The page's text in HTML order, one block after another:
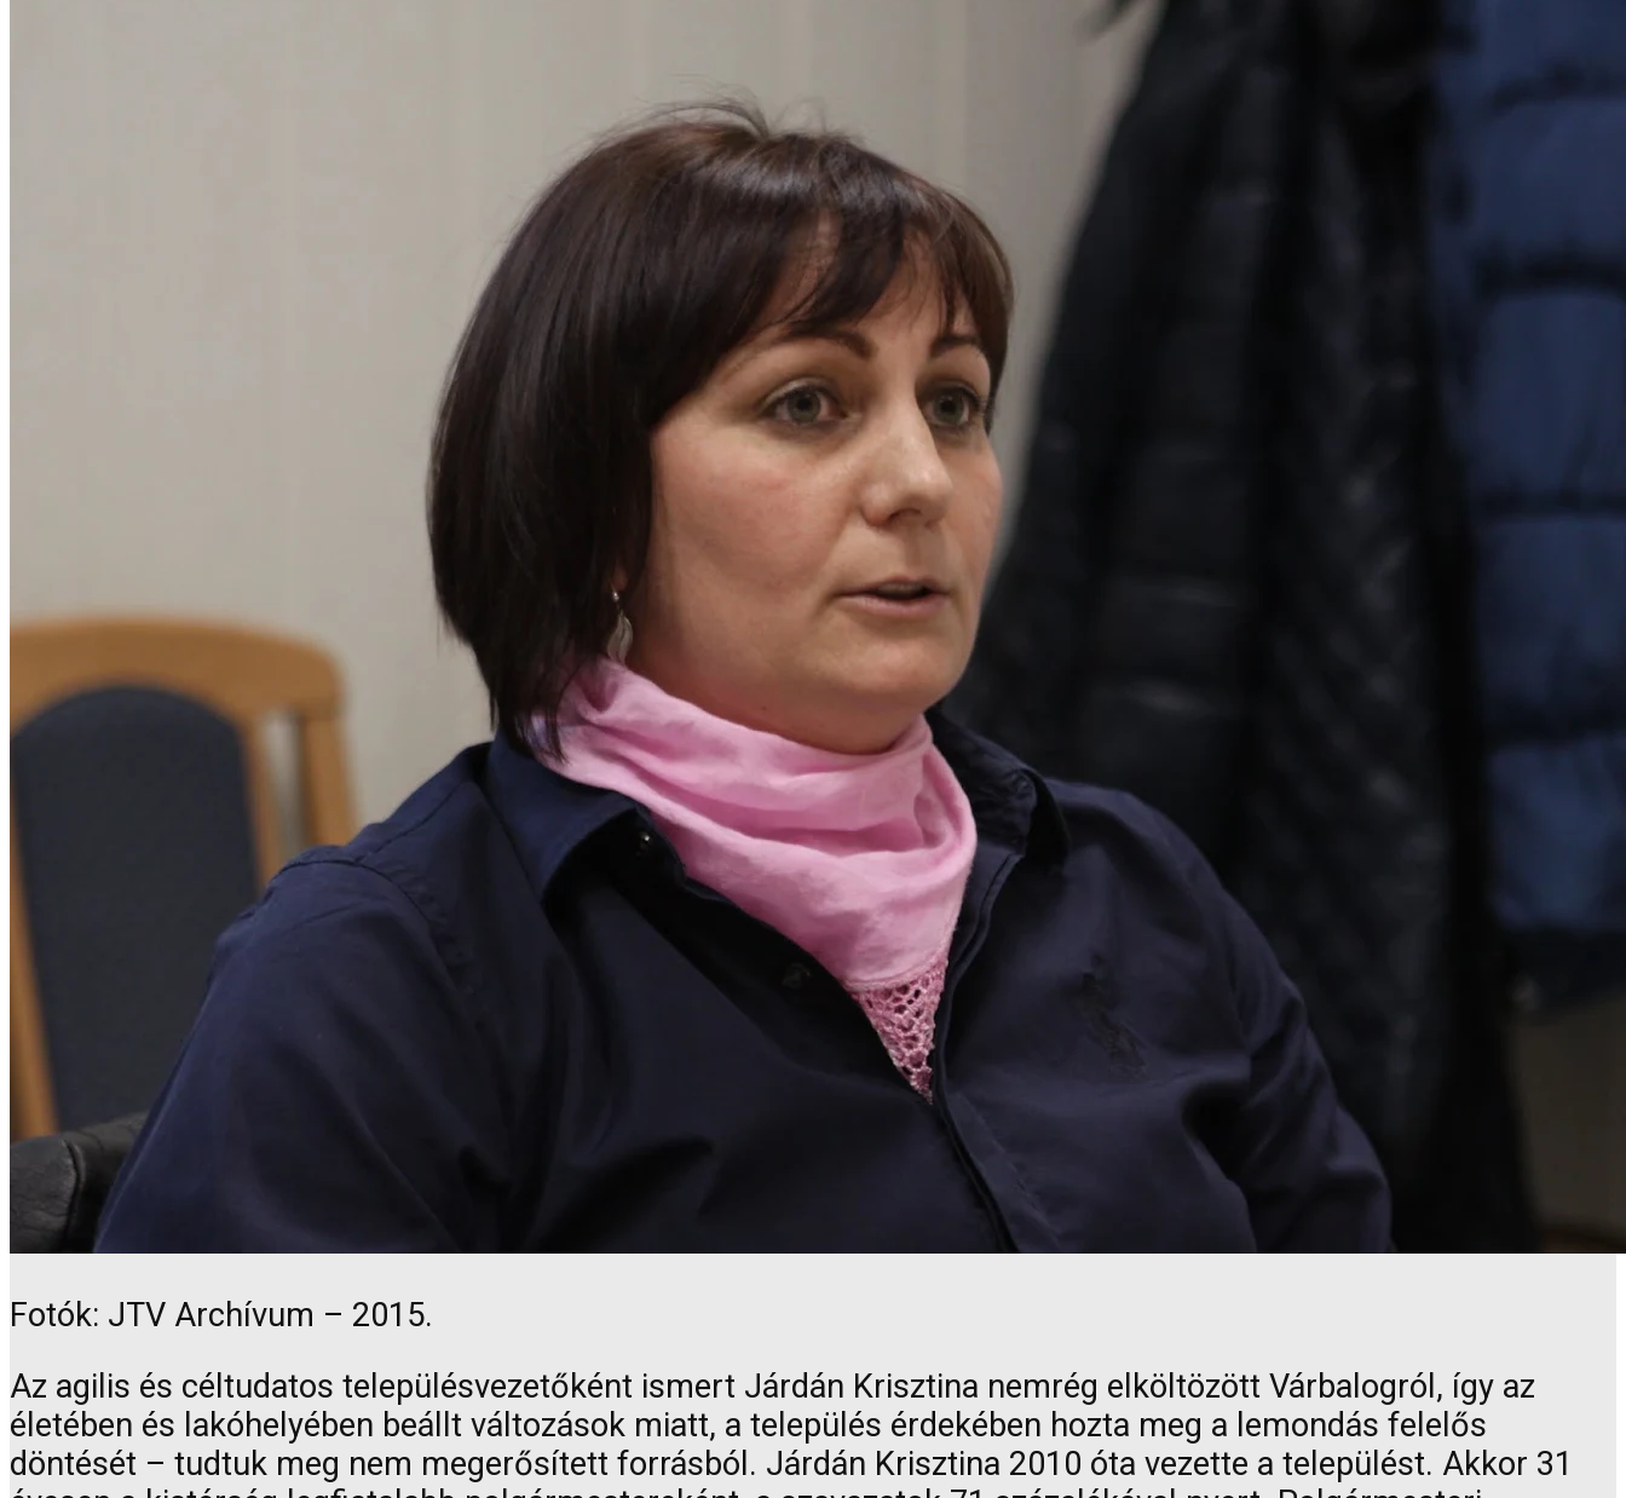
Fotók: JTV Archívum – 2015.
Az agilis és céltudatos településvezetőként ismert Járdán Krisztina nemrég elköltözött Várbalogról, így az
életében és lakóhelyében beállt változások miatt, a település érdekében hozta meg a lemondás felelős
döntését – tudtuk meg nem megerősített forrásból. Járdán Krisztina 2010 óta vezette a települést. Akkor 31